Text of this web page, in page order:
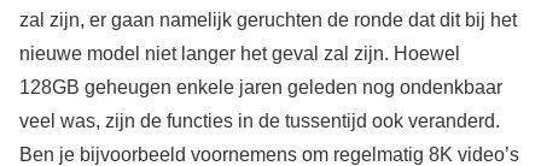
zal zijn, er gaan namelijk geruchten de ronde dat dit bij het
nieuwe model niet langer het geval zal zijn. Hoewel
128GB geheugen enkele jaren geleden nog ondenkbaar
veel was, zijn de functies in de tussentijd ook veranderd.
Ben je bijvoorbeeld voornemens om regelmatig 8K video’s